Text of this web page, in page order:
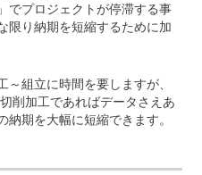
でプロジェクトが停滞する事
限り納期を短縮するために加
組立に時間を要しますが、
削加工であればデータさえあ
期を大幅に短縮できます。